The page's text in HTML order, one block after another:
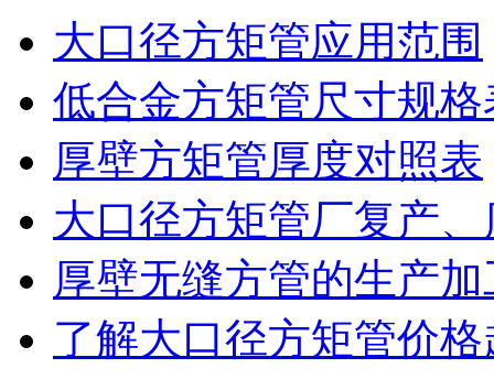
大口径方矩管应用范围
低合金方矩管尺寸规格
厚壁方矩管厚度对照表
大口径方矩管厂复产
厚壁无缝方管的生产
了解大口径方矩管价